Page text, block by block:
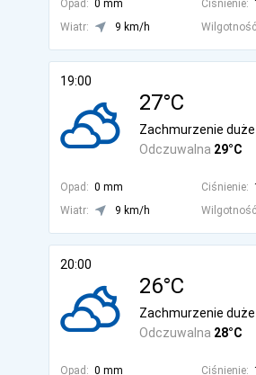
Opad: 0 mm Ciśnienie:
Wiatr:
9 km/h
19:00
27°C
Odczuwalna 29°C
Zachmurzenie duże
Opad: 0 mm Ciśnienie:
Wiatr:
9 km/h
20:00
26°C
Odczuwalna 28°C
Zachmurzenie duże
Opad: 0 mm Ciśnienie: